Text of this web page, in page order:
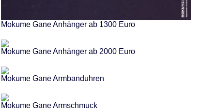
Mokume Gane Anhänger ab 1300 Euro
Mokume Gane Anhänger ab 2000 Euro
Mokume Gane Armbanduhren
Mokume Gane Armschmuck